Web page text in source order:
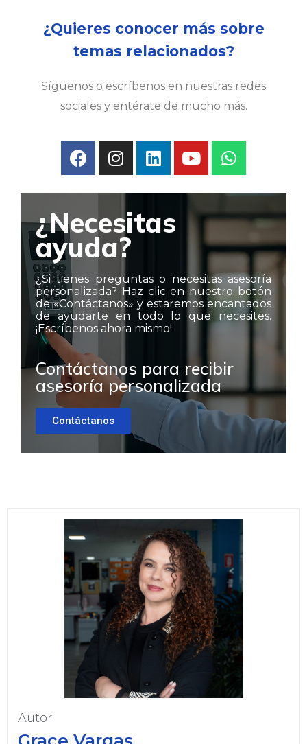
¿Quieres conocer más sobre
temas relacionados?
Síguenos o escríbenos en nuestras redes
sociales y entérate de mucho más.
¿Necesitas
ayuda?
¿Si tienes preguntas o necesitas asesoría
personalizada? Haz clic en nuestro botón
de «Contáctanos» y estaremos encantados
de ayudarte en todo lo que necesites.
¡Escríbenos ahora mismo!
Contáctanos para recibir
asesoría personalizada
Contáctanos
Autor